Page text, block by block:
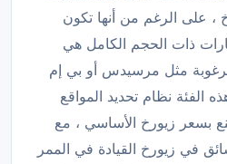
على الرغم من أنها تكون
ذات الحجم الكامل هي
مثل مرسيدس أو بي إم
الفئة نظام تحديد المواقع
بسعر زيورخ الأساسي ، مع
في زيورخ القيادة في الممر